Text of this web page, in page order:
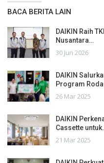
BACA BERITA LAIN
DAIKIN Raih
Nusantara…
30 Jun 2026
DAIKIN
Program
26 Mar 2025
DAIKIN
Cassette
21 Mar 2025